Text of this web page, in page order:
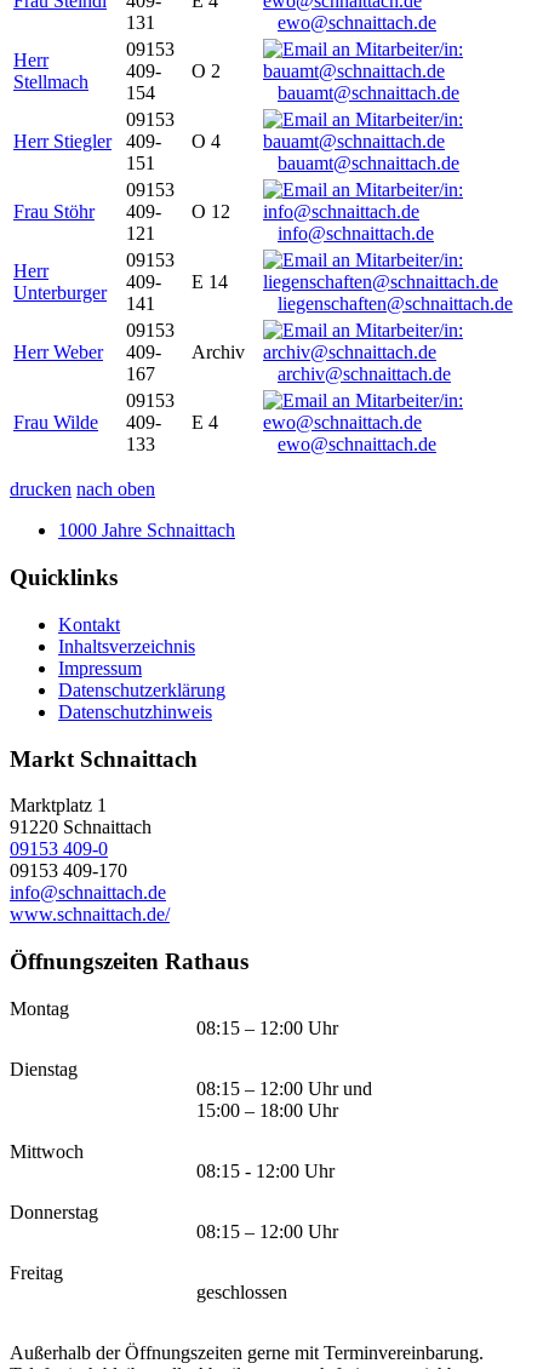
131
ewo@schnaittach.de
Herr
Stellmach
09153
409-
154
O 2
bauamt@schnaittach.de
Herr Stiegler
09153
409-
151
O 4
bauamt@schnaittach.de
Frau Stöhr
09153
409-
121
O 12
info@schnaittach.de
Herr
Unterburger
09153
409-
141
E 14
liegenschaften@schnaittach.de
Herr Weber
09153
409-
167
Archiv
archiv@schnaittach.de
Frau Wilde
09153
409-
133
E 4
ewo@schnaittach.de
drucken nach oben
1000 Jahre Schnaittach
Quicklinks
Kontakt
Inhaltsverzeichnis
Impressum
Datenschutzerklärung
Datenschutzhinweis
Markt Schnaittach
Marktplatz 1
91220 Schnaittach
09153 409-0
09153 409-170
info@schnaittach.de
www.schnaittach.de/
Öffnungszeiten Rathaus
Montag
08:15 – 12:00 Uhr
Dienstag
08:15 – 12:00 Uhr und
15:00 – 18:00 Uhr
Mittwoch
08:15 - 12:00 Uhr
Donnerstag
08:15 – 12:00 Uhr
Freitag
geschlossen
Außerhalb der Öffnungszeiten gerne mit Terminvereinbarung.